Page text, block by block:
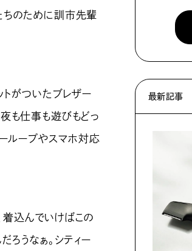
ちのために訓市先輩
トがついたブレザー
も仕事も遊びもどっ
ループやスマホ対応
着込んでいけばこの
ろうなぁ。シティー
最新記事